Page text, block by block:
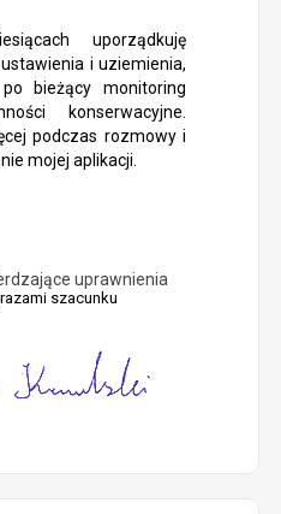
uporządkuję
i uziemienia,
bieżący monitoring
konserwacyjne.
podczas rozmowy i
mojej aplikacji.
uprawnienia
szacunku